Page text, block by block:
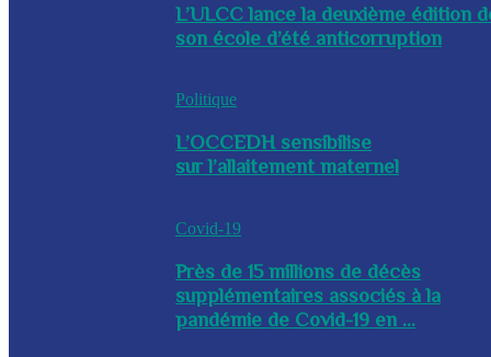
L’ULCC lance la deuxième édition
son école d’été anticorruption
Politique
L’OCCEDH sensibilise
sur l’allaitement maternel
Covid-19
Près de 15 millions de décès
supplémentaires associés à la
pandémie de Covid-19 en ...